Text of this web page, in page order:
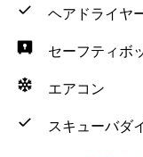
ヘアドライヤ
セーフティボ
エアコン
スキューバダ